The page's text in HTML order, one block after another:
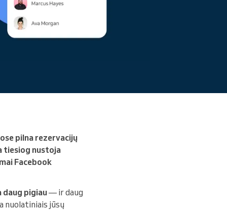
Skaityti daugiau
pilna rezervacijų
tiesiog nustoja
Facebook
daug pigiau— ir daug
nuolatiniais jūsų